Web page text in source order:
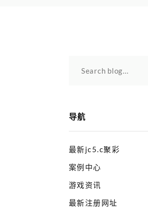
Search blog...
导航
最新jc5.c聚彩
案例中心
游戏资讯
最新注册网址